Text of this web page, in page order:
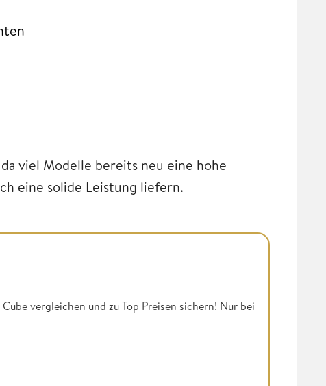
viel Modelle bereits neu eine hohe
eine solide Leistung liefern.
vergleichen und zu Top Preisen sichern! Nur bei